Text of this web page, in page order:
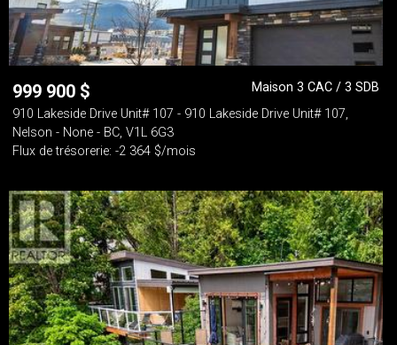
999 900 $
Maison 3 CAC / 3 SDB
910 Lakeside Drive Unit# 107 - 910 Lakeside Drive Unit# 107,
Nelson - None - BC, V1L 6G3
Flux de trésorerie: -2 364 $/mois